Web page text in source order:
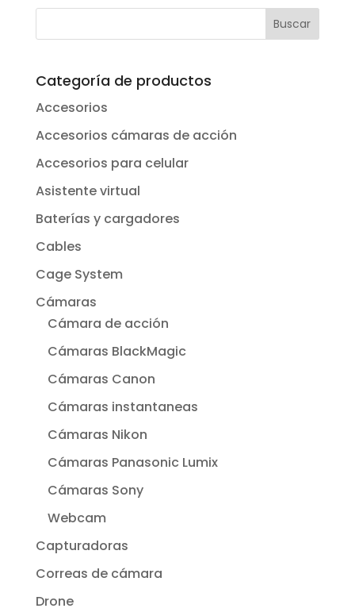
Categoría de productos
Accesorios
Accesorios cámaras de acción
Accesorios para celular
Asistente virtual
Baterías y cargadores
Cables
Cage System
Cámaras
Cámara de acción
Cámaras BlackMagic
Cámaras Canon
Cámaras instantaneas
Cámaras Nikon
Cámaras Panasonic Lumix
Cámaras Sony
Webcam
Capturadoras
Correas de cámara
Drone